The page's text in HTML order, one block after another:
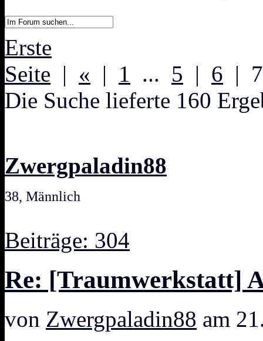
Erste
Seite | « | 1 ... 5 | 6 |
Die Suche lieferte 160
Zwergpaladin88
38, Männlich
Beiträge: 304
Re: [Traumwerkstatt]
von Zwergpaladin88 am